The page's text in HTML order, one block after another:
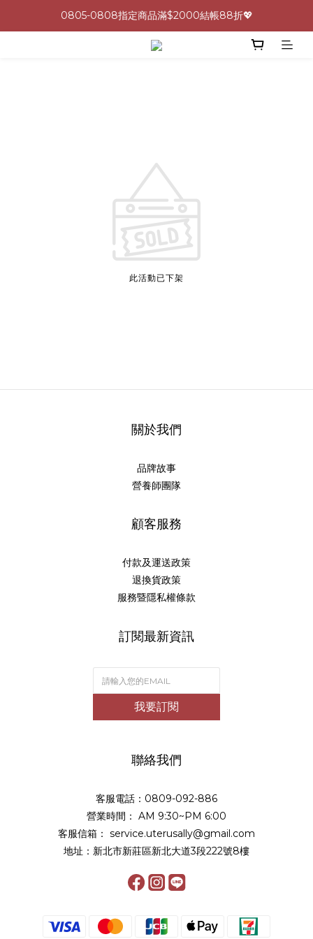
0805-0808指定商品滿$2000結帳88折💖
0805-0808指定商品滿$2000結帳88折💖
呵護身心🩷十全十美益生菌最低一盒 $600 UP🪐
此活動已下架
關於我們
品牌故事
營養師團隊
顧客服務
付款及運送政策
退換貨政策
服務暨隱私權條款
訂閱最新資訊
我要訂閱
聯絡我們
客服電話：0809-092-886
營業時間： AM 9:30~PM 6:00
客服信箱： service.uterusally@gmail.com
地址：新北市新莊區新北大道3段222號8樓